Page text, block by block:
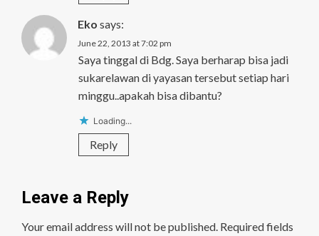
Eko says:
June 22, 2013 at 7:02 pm
Saya tinggal di Bdg. Saya berharap bisa jadi
sukarelawan di yayasan tersebut setiap hari
minggu..apakah bisa dibantu?
Loading...
Reply
Leave a Reply
Your email address will not be published. Required fields